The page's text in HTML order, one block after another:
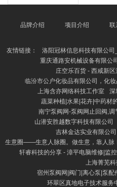
品牌介绍 项目介绍 联
友情链接： 洛阳冠林信息科技有限公司
重庆通路安机械设备有限公司
庄空乐百货 - 西咸新
临汾市公户化妆品有限公司，化
上海含亦网络科技工作室
深
蔬菜种植|水果|花卉|中药材
南宁泵阀网-泵阀网止回阀,
山潜安胜越数字科技有限公司
吉林金达实业有限公司
生意圈——生意人脉圈。做生意，靠人脉
轩睿科技的分享 - 漳平电脑维修|监
上海菁芜科
宿州泵阀网|阀门|离心泵|泵
环翠区真地电子技术服务